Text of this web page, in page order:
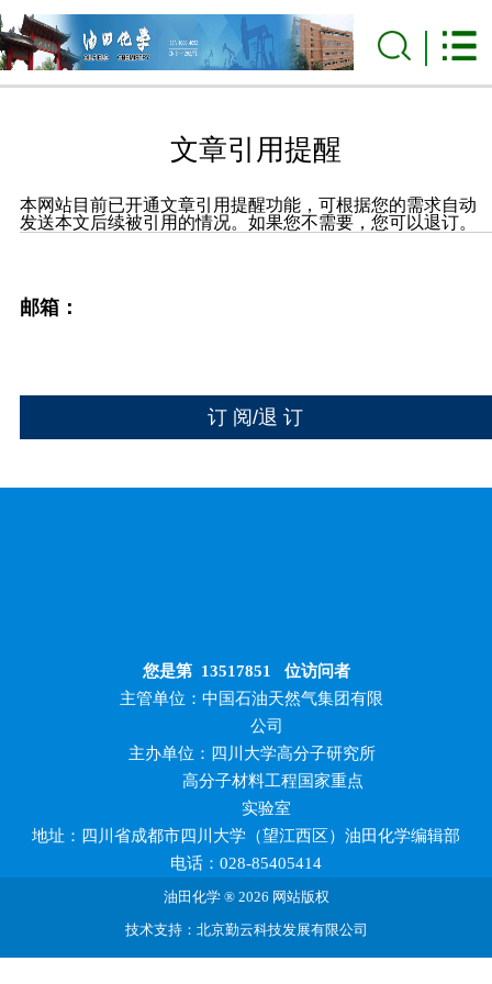
文章引用提醒
本网站目前已开通文章引用提醒功能，可根据您的需求自动
发送本文后续被引用的情况。如果您不需要，您可以退订。
邮箱：
您是第 13517851 位访问者
主管单位：中国石油天然气集团有限
公司
主办单位：四川大学高分子研究所
高分子材料工程国家重点
实验室
地址：四川省成都市四川大学（望江西区）油田化学编辑部
电话：028-85405414
油田化学 ® 2026 网站版权
技术支持：北京勤云科技发展有限公司